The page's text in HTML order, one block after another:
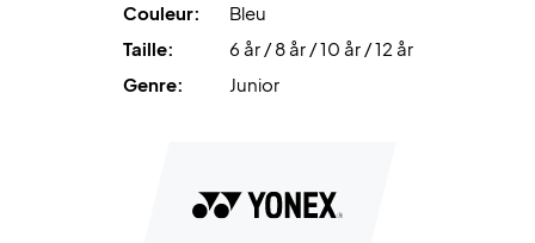
Couleur:
Bleu
Taille:
6 år / 8 år / 10 år / 12 år
Genre:
Junior